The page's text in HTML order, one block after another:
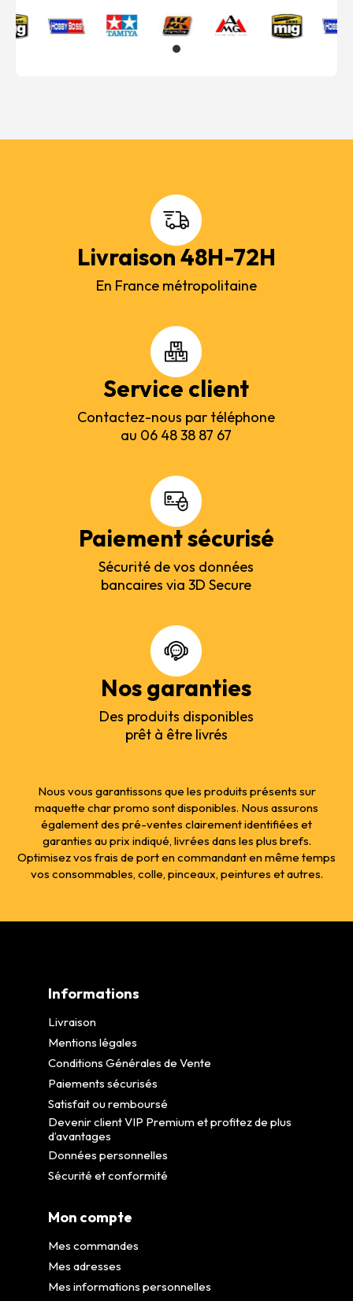
Livraison 48H-72H
En France métropolitaine
Service client
Contactez-nous par téléphone
au 06 48 38 87 67
Paiement sécurisé
Sécurité de vos données
bancaires via 3D Secure
Nos garanties
Des produits disponibles
prêt à être livrés
Nous vous garantissons que les produits présents sur
maquette char promo sont disponibles. Nous assurons
également des pré-ventes clairement identifiées et
garanties au prix indiqué, livrées dans les plus brefs.
Optimisez vos frais de port en commandant en même temps
vos consommables, colle, pinceaux, peintures et autres.
Informations
Livraison
Mentions légales
Conditions Générales de Vente
Paiements sécurisés
Satisfait ou remboursé
Devenir client VIP Premium et profitez de plus
d’avantages
Données personnelles
Sécurité et conformité
Mon compte
Mes commandes
Mes adresses
Mes informations personnelles